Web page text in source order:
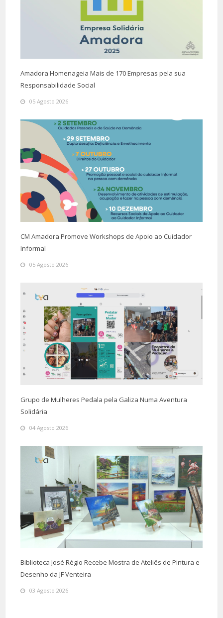
Amadora Homenageia Mais de 170 Empresas pela sua
Responsabilidade Social
05 Agosto 2026
CM Amadora Promove Workshops de Apoio ao Cuidador
Informal
05 Agosto 2026
Grupo de Mulheres Pedala pela Galiza Numa Aventura
Solidária
04 Agosto 2026
Biblioteca José Régio Recebe Mostra de Ateliês de Pintura e
Desenho da JF Venteira
03 Agosto 2026